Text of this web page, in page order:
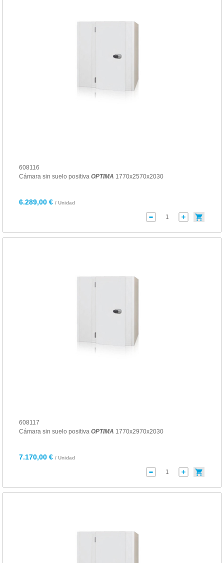
608116
Cámara sin suelo positiva OPTIMA 1770x2570x2030
6.289,00 € / Unidad
608117
Cámara sin suelo positiva OPTIMA 1770x2970x2030
7.170,00 € / Unidad